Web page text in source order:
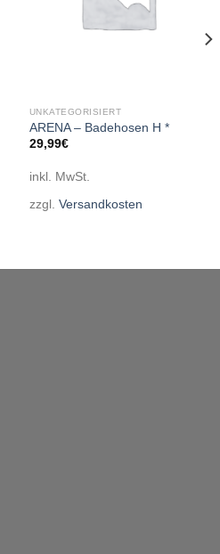
UNKATEGORISIERT
ARENA – Badehosen H *
29,99€
inkl. MwSt.
zzgl. Versandkosten